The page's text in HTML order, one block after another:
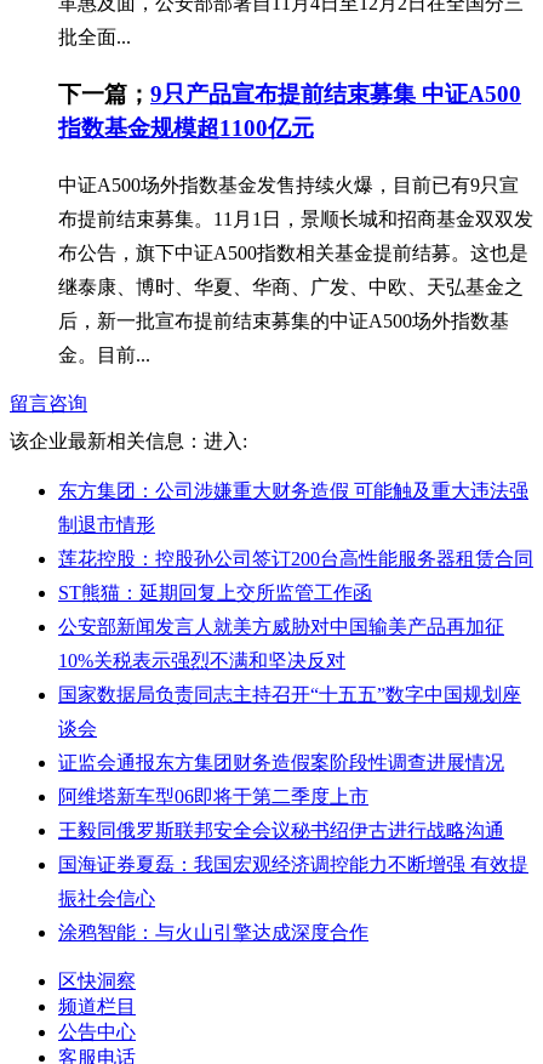
批全面...
下一篇； 9只产品宣布提前结束募集 中证A500
指数基金规模超1100亿元
中证A500场外指数基金发售持续火爆，目前已有9只宣
布提前结束募集。11月1日，景顺长城和招商基金双双发
布公告，旗下中证A500指数相关基金提前结募。这也是
继泰康、博时、华夏、华商、广发、中欧、天弘基金之
后，新一批宣布提前结束募集的中证A500场外指数基
金。目前...
留言咨询
该企业最新相关信息： 进入:
东方集团：公司涉嫌重大财务造假 可能触及重大违法强
制退市情形
莲花控股：控股孙公司签订200台高性能服务器租赁合同
ST熊猫：延期回复上交所监管工作函
公安部新闻发言人就美方威胁对中国输美产品再加征
10%关税表示强烈不满和坚决反对
国家数据局负责同志主持召开“十五五”数字中国规划座
谈会
证监会通报东方集团财务造假案阶段性调查进展情况
阿维塔新车型06即将于第二季度上市
王毅同俄罗斯联邦安全会议秘书绍伊古进行战略沟通
国海证券夏磊：我国宏观经济调控能力不断增强 有效提
振社会信心
涂鸦智能：与火山引擎达成深度合作
区快洞察
频道栏目
公告中心
客服电话